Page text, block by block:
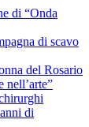
di “Onda
di scavo
del Rosario
nell’arte”
di